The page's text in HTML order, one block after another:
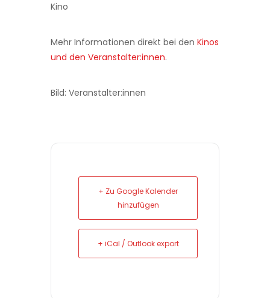
Kino
Mehr Informationen direkt bei den Kinos
und den Veranstalter:innen.
Bild: Veranstalter:innen
+ Zu Google Kalender
hinzufügen
+ iCal / Outlook export